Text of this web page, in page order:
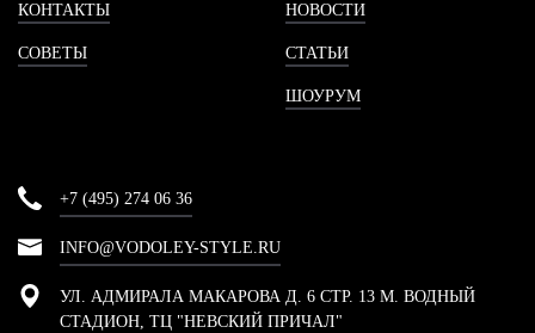
КОНТАКТЫ
СОВЕТЫ
НОВОСТИ
СТАТЬИ
ШОУРУМ
+7 (495) 274 06 36
INFO@VODOLEY-STYLE.RU
УЛ. АДМИРАЛА МАКАРОВА Д. 6 СТР. 13 М. ВОДНЫЙ
СТАДИОН, ТЦ "НЕВСКИЙ ПРИЧАЛ"